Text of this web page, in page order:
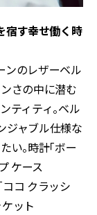
す幸せ――働く時
ンのレザーベル
さの中に潜む
ティティ。ベル
ジャブル仕様な
。時計「ボー
ケース
コ クラッシ
ケット